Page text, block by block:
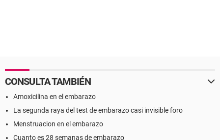
CONSULTA TAMBIÉN
Amoxicilina en el embarazo
La segunda raya del test de embarazo casi invisible foro
Menstruacion en el embarazo
Cuanto es 28 semanas de embarazo